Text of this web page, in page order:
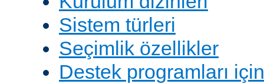
Sistem türleri
Seçimlik özellikler
Destek programları